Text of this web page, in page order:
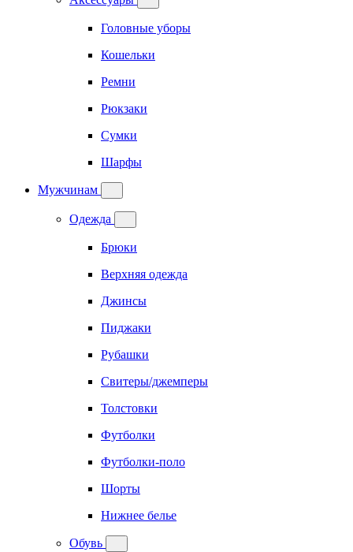
Головные уборы
Кошельки
Ремни
Рюкзаки
Сумки
Шарфы
Мужчинам
Одежда
Брюки
Верхняя одежда
Джинсы
Пиджаки
Рубашки
Свитеры/джемперы
Толстовки
Футболки
Футболки-поло
Шорты
Нижнее белье
Обувь